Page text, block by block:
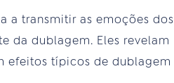
a transmitir as emoções dos
da dublagem. Eles revelam
efeitos típicos de dublagem